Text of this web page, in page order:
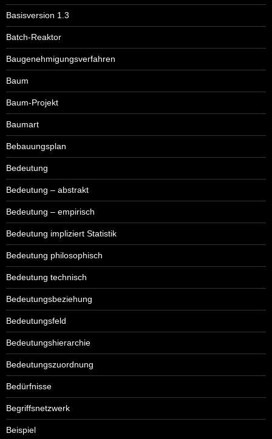
Basisversion 1.3
Batch-Reaktor
Baugenehmigungsverfahren
Baum
Baum-Projekt
Baumart
Bebauungsplan
Bedeutung
Bedeutung – abstrakt
Bedeutung – empirisch
Bedeutung impliziert Statistik
Bedeutung philosophisch
Bedeutung technisch
Bedeutungsbeziehung
Bedeutungsfeld
Bedeutungshierarchie
Bedeutungszuordnung
Bedürfnisse
Begriffsnetzwerk
Beispiel